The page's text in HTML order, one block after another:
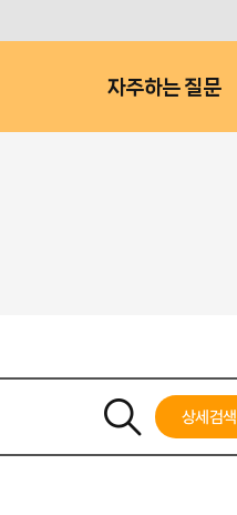
자주하는 질문
상세검색